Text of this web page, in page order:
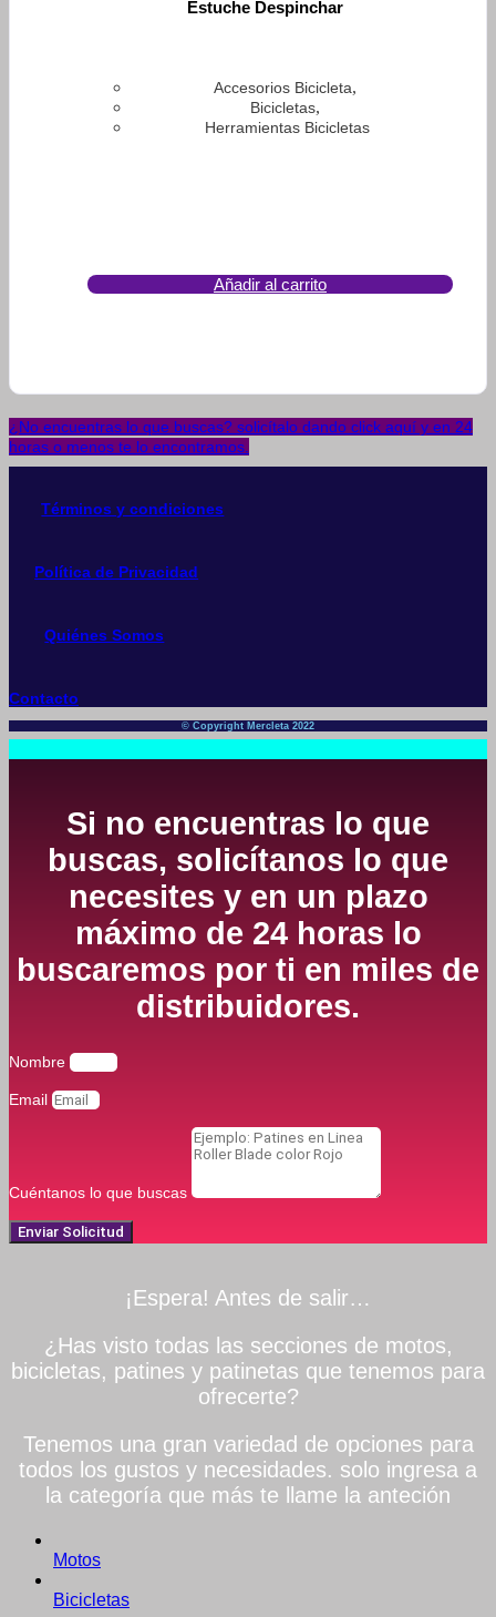
Estuche Despinchar
Accesorios Bicicleta,
Bicicletas,
Herramientas Bicicletas
Añadir al carrito
¿No encuentras lo que buscas? solicítalo dando click aquí y en 24
horas o menos te lo encontramos.
Términos y condiciones
Política de Privacidad
Quiénes Somos
Contacto
© Copyright Mercleta 2022
Si no encuentras lo que
buscas, solicítanos lo que
necesites y en un plazo
máximo de 24 horas lo
buscaremos por ti en miles de
distribuidores.
Nombre
Email
Cuéntanos lo que buscas
Enviar Solicitud
¡Espera! Antes de salir…
¿Has visto todas las secciones de motos,
bicicletas, patines y patinetas que tenemos para
ofrecerte?
Tenemos una gran variedad de opciones para
todos los gustos y necesidades. solo ingresa a
la categoría que más te llame la anteción
Motos
Bicicletas